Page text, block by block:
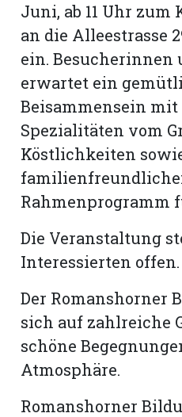
Romanshorn:
offizielle
Mitteilungen
Juni, ab 11 Uhr zum
an die Alleestrasse
ein. Besucherinnen
erwartet ein
Beisammensein
Spezialitäten vom
Köstlichkeiten
Rahmenprogramm
Die Veranstaltung
Interessierten
Der Romanshorner
sich auf zahlreiche
schöne
Atmosphäre.
Romanshorner